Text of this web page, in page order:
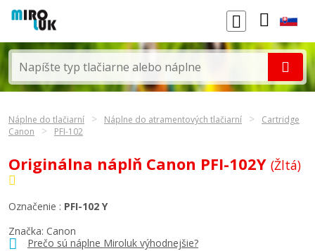
Náplne do tlačiarní Náplne do atramentových tlačiarní
Cartridge
Canon
PFI-102
Originálna náplň Canon PFI-102Y (Žltá)
Značka: Canon
Prečo sú náplne Miroluk výhodnejšie?
Označenie : PFI-102 Y